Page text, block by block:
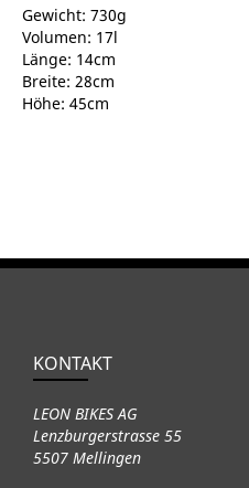
Gewicht: 730g
Volumen: 17l
Länge: 14cm
Breite: 28cm
Höhe: 45cm
KONTAKT
LEON BIKES AG
Lenzburgerstrasse 55
5507 Mellingen